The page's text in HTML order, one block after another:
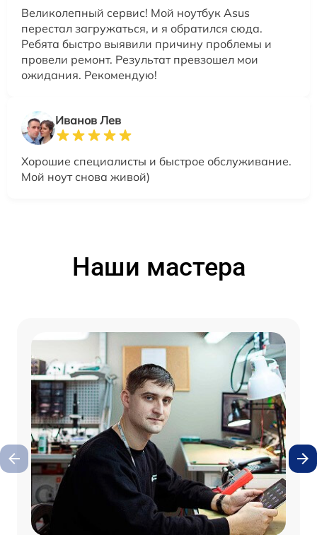
Великолепный сервис! Мой ноутбук Asus
перестал загружаться, и я обратился сюда.
Ребята быстро выявили причину проблемы и
провели ремонт. Результат превзошел мои
ожидания. Рекомендую!
Иванов Лев
Хорошие специалисты и быстрое обслуживание.
Мой ноут снова живой)
Наши мастера